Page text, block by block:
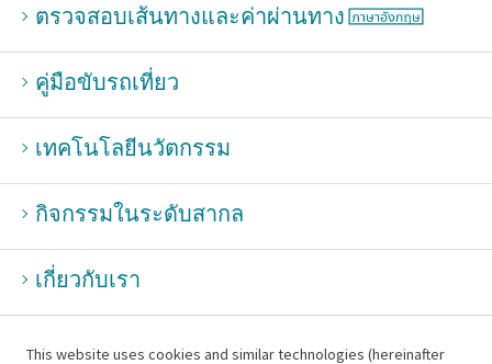
ตรวจสอบเส้นทางและค่าผ่านทาง
คู่มือขับรถเที่ยว
เทคโนโลยีนวัตกรรม
กิจกรรมในระดับสากล
เกี่ยวกับเรา
This website uses cookies and similar technologies (hereinafter